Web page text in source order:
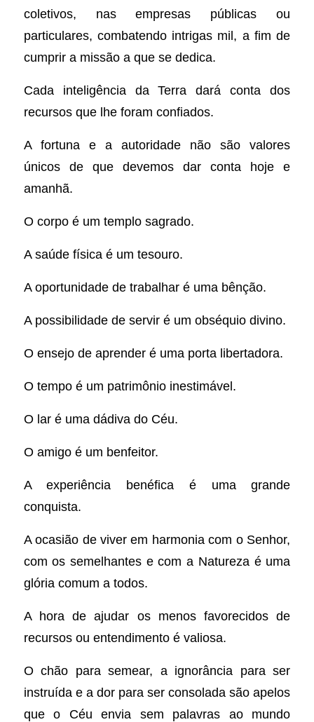
coletivos, nas empresas públicas ou
particulares, combatendo intrigas mil, a fim de
cumprir a missão a que se dedica.
Cada inteligência da Terra dará conta dos
recursos que lhe foram confiados.
A fortuna e a autoridade não são valores
únicos de que devemos dar conta hoje e
amanhã.
O corpo é um templo sagrado.
A saúde física é um tesouro.
A oportunidade de trabalhar é uma bênção.
A possibilidade de servir é um obséquio divino.
O ensejo de aprender é uma porta libertadora.
O tempo é um patrimônio inestimável.
O lar é uma dádiva do Céu.
O amigo é um benfeitor.
A experiência benéfica é uma grande
conquista.
A ocasião de viver em harmonia com o Senhor,
com os semelhantes e com a Natureza é uma
glória comum a todos.
A hora de ajudar os menos favorecidos de
recursos ou entendimento é valiosa.
O chão para semear, a ignorância para ser
instruída e a dor para ser consolada são apelos
que o Céu envia sem palavras ao mundo